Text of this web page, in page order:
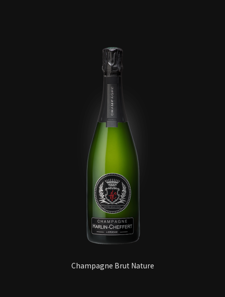
Champagne Brut Nature